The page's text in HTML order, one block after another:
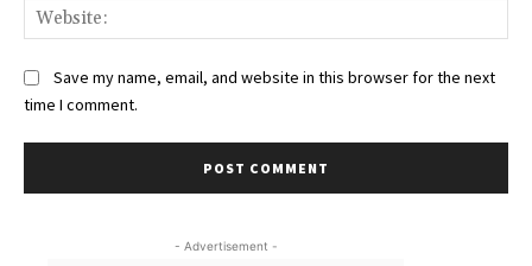
Save my name, email, and website in this browser for the next
time I comment.
- Advertisement -